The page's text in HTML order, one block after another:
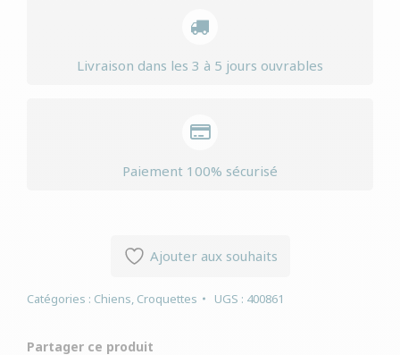
Livraison dans les 3 à 5 jours ouvrables
Paiement 100% sécurisé
Ajouter aux souhaits
Catégories : Chiens, Croquettes UGS : 400861
Partager ce produit